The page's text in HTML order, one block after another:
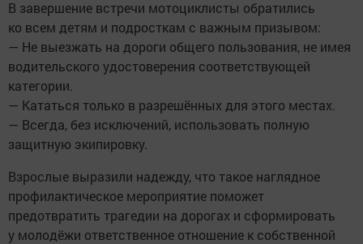
В завершение встречи мотоциклисты обратились
ко всем детям и подросткам с важным призывом:
— Не выезжать на дороги общего пользования, не имея
водительского удостоверения соответствующей
категории.
— Кататься только в разрешённых для этого местах.
— Всегда, без исключений, использовать полную
защитную экипировку.
Взрослые выразили надежду, что такое наглядное
профилактическое мероприятие поможет
предотвратить трагедии на дорогах и сформировать
у молодёжи ответственное отношение к собственной